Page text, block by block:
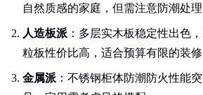
自然质感的家庭，但需注意防潮处理
人造板派 ：多层实木板稳定性出色
粒板性价比高，适合预算有限的装修
金属派 ：不锈钢柜体防潮防火性能